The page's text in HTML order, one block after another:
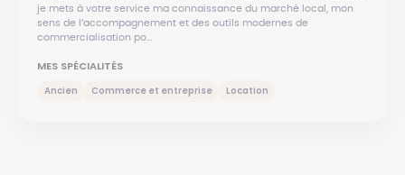
je mets à votre service ma connaissance du marché local, mon
sens de l’accompagnement et des outils modernes de
commercialisation po...
MES SPÉCIALITÉS
Ancien Commerce et entreprise Location